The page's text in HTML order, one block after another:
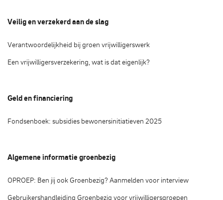
Veilig en verzekerd aan de slag
Verantwoordelijkheid bij groen vrijwilligerswerk
Een vrijwilligersverzekering, wat is dat eigenlijk?
Geld en financiering
Fondsenboek: subsidies bewonersinitiatieven 2025
Algemene informatie groenbezig
OPROEP: Ben jij ook Groenbezig? Aanmelden voor interview
Gebruikershandleiding Groenbezig voor vrijwilligersgroepen